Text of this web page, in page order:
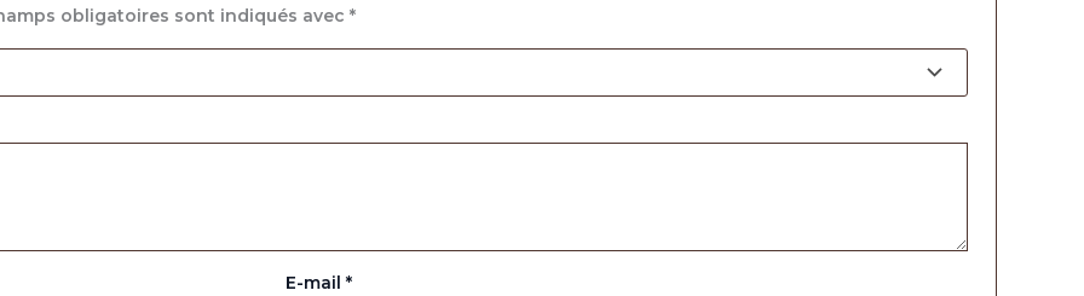
obligatoires sont indiqués avec*
E-mail *